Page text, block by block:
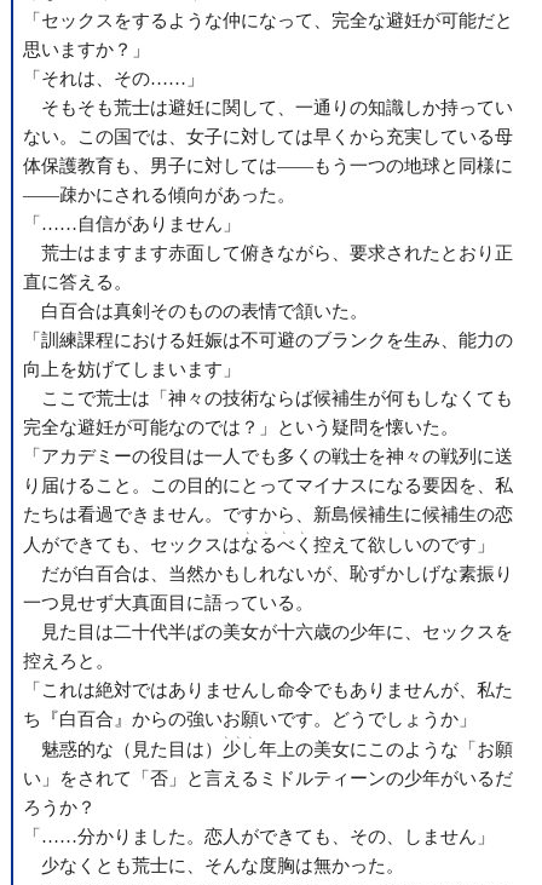
「セックスをするような仲になって、完全な避妊が可能だと
思いますか？」
「それは、その……」
そもそも荒士は避妊に関して、一通りの知識しか持ってい
ない。この国では、女子に対しては早くから充実している母
体保護教育も、男子に対しては――もう一つの地球と同様に
――疎かにされる傾向があった。
「……自信がありません」
荒士はますます赤面して俯きながら、要求されたとおり正
直に答える。
白百合は真剣そのものの表情で頷いた。
「訓練課程における妊娠は不可避のブランクを生み、能力の
向上を妨げてしまいます」
ここで荒士は「神々の技術ならば候補生が何もしなくても
完全な避妊が可能なのでは？」という疑問を懐いた。
「アカデミーの役目は一人でも多くの戦士を神々の戦列に送
り届けること。この目的にとってマイナスになる要因を、私
たちは看過できません。ですから、新島候補生に候補生の恋
人ができても、セックスはなるべく
、、、、
控えて欲しいのです」
だが白百合は、当然かもしれないが、恥ずかしげな素振り
一つ見せず大真面目に語っている。
見た目は二十代半ばの美女が十六歳の少年に、セックスを
控えろと。
「これは絶対ではありませんし命令でもありませんが、私た
ち『白百合』からの強いお願いです。どうでしょうか」
魅惑的な（見た目は） 少し
、、、
年上の美女にこのような「お願
い」をされて「否」と言えるミドルティーンの少年がいるだ
ろうか？
「……分かりました。恋人ができても、その、しません」
少なくとも荒士に、そんな度胸は無かった。